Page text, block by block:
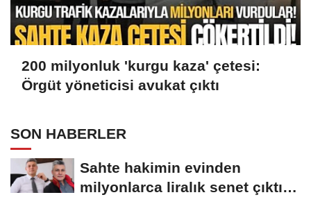
200 milyonluk 'kurgu kaza' çetesi:
Örgüt yöneticisi avukat çıktı
SON HABERLER
Sahte hakimin evinden
milyonlarca liralık senet çıktı: